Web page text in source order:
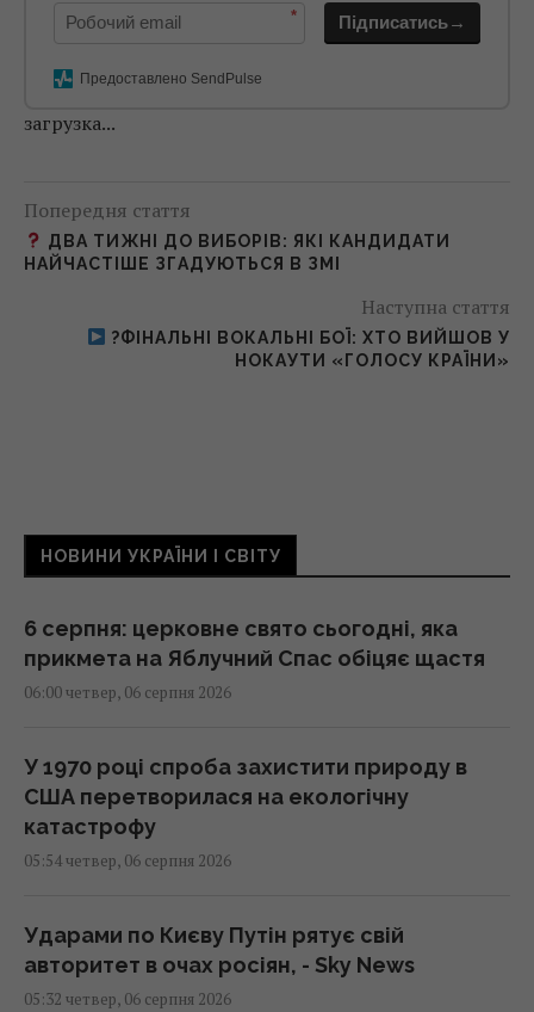
* Підписатись→
Предоставлено SendPulse
загрузка...
Попередня стаття
ДВА ТИЖНІ ДО ВИБОРІВ: ЯКІ КАНДИДАТИ
НАЙЧАСТІШЕ ЗГАДУЮТЬСЯ В ЗМІ
Наступна стаття
?ФІНАЛЬНІ ВОКАЛЬНІ БОЇ: ХТО ВИЙШОВ У
НОКАУТИ «ГОЛОСУ КРАЇНИ»
НОВИНИ УКРАЇНИ І СВІТУ
6 серпня: церковне свято сьогодні, яка
прикмета на Яблучний Спас обіцяє щастя
06:00 четвер, 06 серпня 2026
У 1970 році спроба захистити природу в
США перетворилася на екологічну
катастрофу
05:54 четвер, 06 серпня 2026
Ударами по Києву Путін рятує свій
авторитет в очах росіян, - Sky News
05:32 четвер, 06 серпня 2026